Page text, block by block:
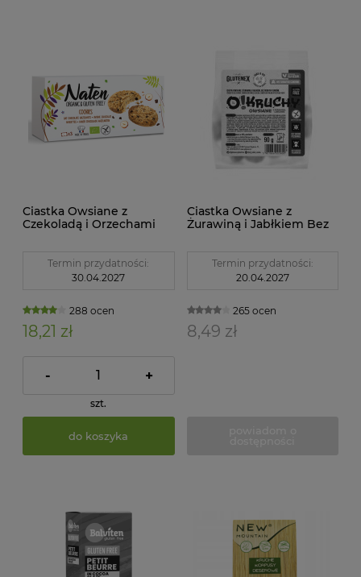
Ciastka Owsiane z
Czekoladą i Orzechami
NatenTermin przydatności:
30.04.2027
288 ocen
18,21 zł
- +
szt.
do koszyka
Ciastka Owsiane z
Żurawiną i Jabłkiem Bez
90g Glutenex
Termin przydatności:
20.04.2027
265 ocen
8,49 zł